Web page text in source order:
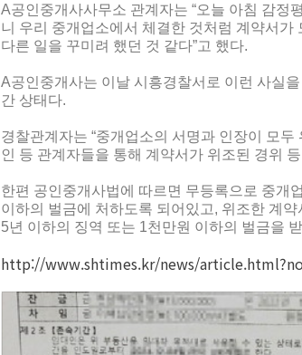
A공인중개사사무소 관계자는 “오늘 아침 감정
니 우리 중개업소에서 체결한 것처럼 계약서가
다른 일을 꾸미려 했던 것 같다”고 했다.
A공인중개사는 이날 시흥경찰서로 이런 사실
간 상태다.
경찰관계자는 “중개업소의 서명과 인장이 모
인 등 관계자들을 통해 계약서가 위조된 경위
한편 공인중개사법에 따르면 무등록으로 중개
이하의 벌금에 처하도록 되어있고, 위조한 계
5년 이하의 징역 또는 1천만원 이하의 벌금을
http://www.shtimes.kr/news/